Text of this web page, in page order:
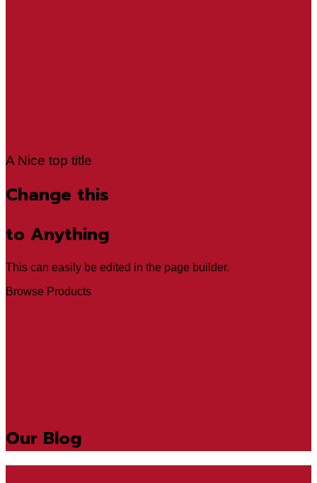
A Nice top title
Change this
to Anything
This can easily be edited in the page builder.
Browse Products
Our Blog